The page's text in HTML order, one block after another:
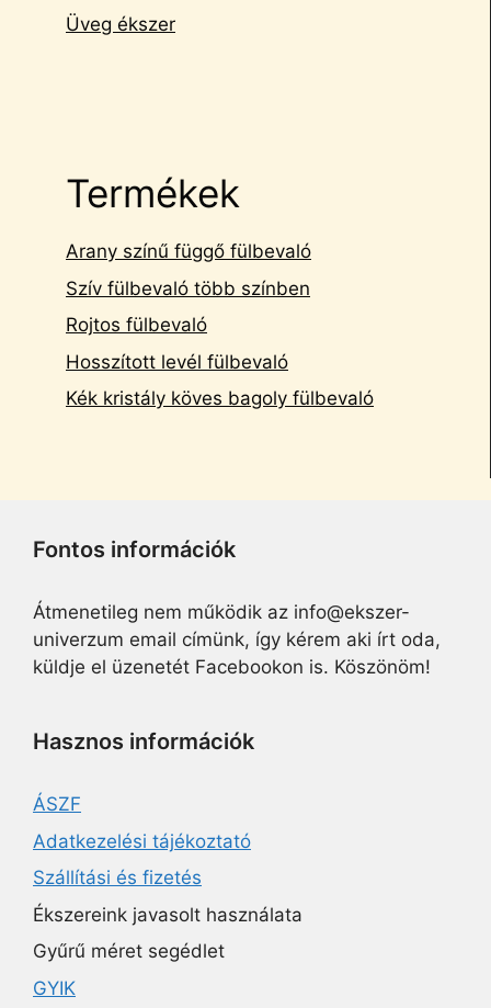
Üveg ékszer
Termékek
Arany színű függő fülbevaló
Szív fülbevaló több színben
Rojtos fülbevaló
Hosszított levél fülbevaló
Kék kristály köves bagoly fülbevaló
Fontos információk
Átmenetileg nem működik az info@ekszer-
univerzum email címünk, így kérem aki írt oda,
küldje el üzenetét Facebookon is. Köszönöm!
Hasznos információk
ÁSZF
Adatkezelési tájékoztató
Szállítási és fizetés
Ékszereink javasolt használata
Gyűrű méret segédlet
GYIK